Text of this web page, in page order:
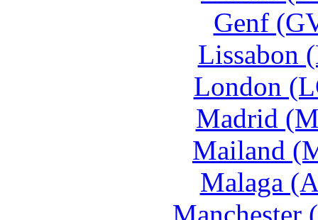
Genf
Lissabon
London
Madrid
Mailand
Malaga
Manchester